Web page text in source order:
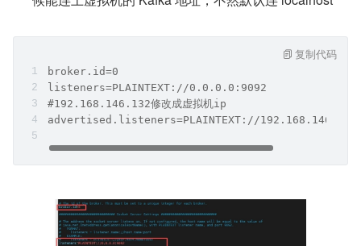
broker.id=0
listeners=PLAINTEXT://0.0.0.0:9092
#192.168.146.132修改成虚拟机ip
advertised.listeners=PLAINTEXT://
复制代码